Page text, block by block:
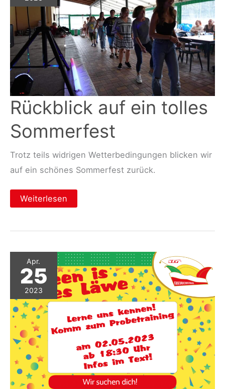
Rückblick auf ein tolles
Sommerfest
Trotz teils widrigen Wetterbedingungen blicken wir
auf ein schönes Sommerfest zurück.
Rückblick
auf
Sommerfest
Weiterlesen
Apr.
25
2023